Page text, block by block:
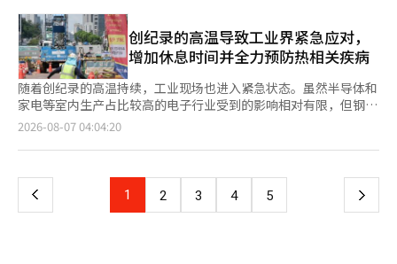
（-13.03%）在发布业绩后大幅下跌。尤其是西部数据尽管业绩超
出市场预期，但仍大幅下跌。近期市场对出货量增长的重视程度超
过了业绩，导致对依赖价格上涨的销售增长反应不佳。 因此，美
光一度在盘中下跌超过7%，但由于谷歌发行250亿美元的公司债
券，提升了未来半导体投资的预期，最终收盘上涨1.31%。早盘一
度下跌超过2%的费城半导体指数最终上涨0.33%收盘。 未来资产
证券研究员徐相英表示：“美国股市中部分半导体股在业绩发布后
表现疲软，但迅速回升，开盘时处于平盘状态。”他还指出：“随
跌。”※ 本报道经人工智能（AI）系统翻译与编辑。
公司的获利抛售等外部不利因素出现时，过去的个人买入力量减
弱，导致市场流动性变薄。” ◆主要报告 ▷反映短缺忧虑的铜
价，预计将进一步反映流动性 - 铜价再次超过每吨1.4万美元。上
周智利北部高山地区发生的暴雨和暴雪对输电设施造成了损害，导
致矿山作业暂时中断。 - 然而，重要的是价格对气候变化问题的敏
感反应。全球前20大矿山在去年和今年都下调了生产指引，主要原
因是矿山老化和品位问题。 - 相反，需求正在快速增长。随着人工
智能（AI）产业化的开始，电力需求急剧上升，基础设施建设迅速
推进。为了最小化输电损失，超高压输电设备的投资正在扩大，这
今年内铜价将突破每吨1.6万美元。理论上，当流动性出现时，商
品价格将按照‘贵金属→有色金属→能源→农产品’的顺序上涨，
基于流动性提前反映（对冲）的黄金来看，有色金属板块在明年上
大在机器人、人工智能（AI）基础设施和自动驾驶等多个领域的合
作。 具会长在会谈结束后表示：“今天时间有限，未能进行详细
讨论，但我们也谈到了下次邀请他到加利福尼亚的事，我希望能去
那里讨论更多的合作。” 业界普遍认为，此次会晤将讨论具体的
投资与合作规模以及技术开发时间表等执行方案。 两家公司在6月
达成共识，基于英伟达的开放式机器人基础模型“艾萨克·格鲁
特”（Isaac GR00T）共同开发参考机器人。 此外，LG正在推进
包括冷却水分配装置（CPU）在内的数据中心冷却解决方案，以及
自动驾驶相关的移动AI系统的升级。 LG电子将与英伟达在下一代
系统翻译与编辑。
创纪录的高温导致工业界紧急应对，
增加休息时间并全力预防热相关疾病
随着创纪录的高温持续，工业现场也进入紧急状态。虽然半导体和
家电等室内生产占比较高的电子行业受到的影响相对有限，但钢铁
和造船等户外作业较多的企业面临着更大的热相关疾病风险，因此
是受高温影响最大的行业。由于高炉和炼钢设备等高温工艺难以停
温。 目前，HD现代重工、韩华海洋、三星重工等国内三大造船公
司正在进行定期夏季休假，为现场工人提供充电时间。预计休假结
2026-08-07 04:04:20
上
页
1 2 3 4 5 下